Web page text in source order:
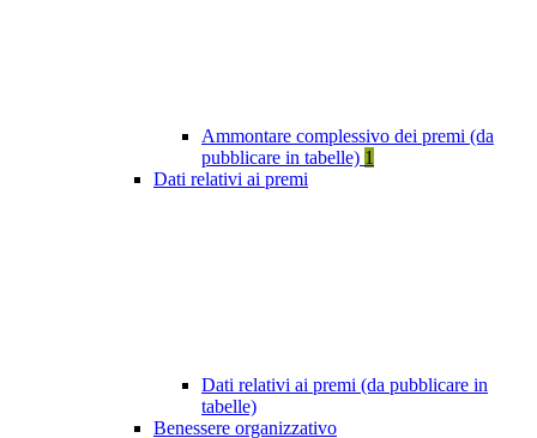
Ammontare complessivo dei premi (da
pubblicare in tabelle) 1
Dati relativi ai premi
Dati relativi ai premi (da pubblicare in
tabelle)
Benessere organizzativo